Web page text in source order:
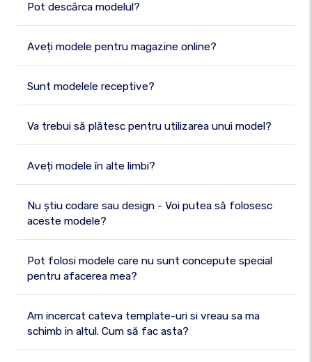
Pot descărca modelul?
Aveți modele pentru magazine online?
Sunt modelele receptive?
Va trebui să plătesc pentru utilizarea unui model?
Aveți modele în alte limbi?
Nu știu codare sau design - Voi putea să folosesc
aceste modele?
Pot folosi modele care nu sunt concepute special
pentru afacerea mea?
Am incercat cateva template-uri si vreau sa ma
schimb in altul. Cum să fac asta?